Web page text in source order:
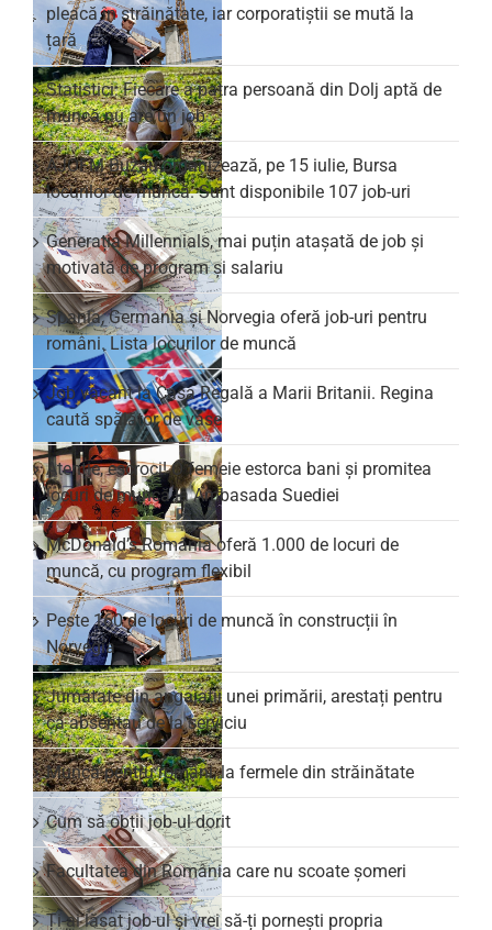
pleacă în străinătate, iar corporatiștii se mută la
țară
Statistici: Fiecare a patra persoană din Dolj aptă de
muncă nu are un job
AJOFM Buzău organizează, pe 15 iulie, Bursa
locurilor de muncă. Sunt disponibile 107 job-uri
Generația Millennials, mai puțin atașată de job și
motivată de program și salariu
Spania, Germania și Norvegia oferă job-uri pentru
români. Lista locurilor de muncă
Job vacant la Casa Regală a Marii Britanii. Regina
caută spălător de vase
Atenție, escroci! O femeie estorca bani și promitea
locuri de muncă la Ambasada Suediei
McDonald’s România oferă 1.000 de locuri de
muncă, cu program flexibil
Peste 160 de locuri de muncă în construcții în
Norvegia
Jumătate din angajații unei primării, arestați pentru
că absentau de la serviciu
Muncă pentru români, la fermele din străinătate
Cum să obții job-ul dorit
Facultatea din România care nu scoate şomeri
Ți-ai lăsat job-ul și vrei să-ți pornești propria